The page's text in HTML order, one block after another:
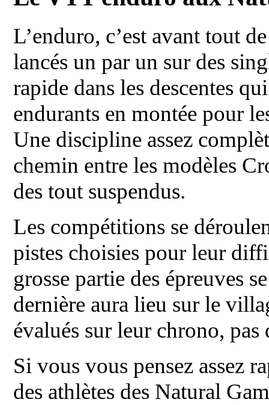
L’enduro, c’est avant tout
lancés un par un sur des
rapide dans les descentes
endurants en montée pour
Une discipline assez
chemin entre les modèles
des tout suspendus.
Les compétitions se
pistes choisies pour leur
grosse partie des épreuves
dernière aura lieu sur le
évalués sur leur chrono,
Si vous vous pensez assez
des athlètes des Natural